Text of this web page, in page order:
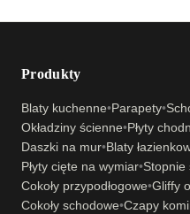
Produkty
Blaty kuchenne•Parapety•
Okładziny ścienne•Płyty
Daszki na mur•Blaty
Płyty cięte na wymiar•Stopnie
Cokoły przypodłogowe•Gliffy
Cokoły schodowe•Czapy